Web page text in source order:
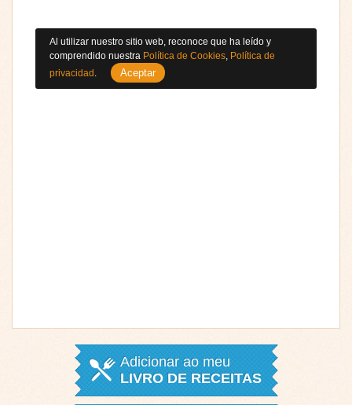
Adicionar ao meu
LIVRO DE RECEITAS
Al utilizar nuestro sitio web, reconoce que ha leído y
comprendido nuestra Política de Cookies, Política de
privacidad . Aceptar